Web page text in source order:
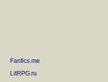
Fanfics.me
LitRPG.ru